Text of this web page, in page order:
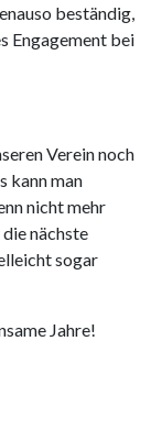
beständig,
Engagement bei
Verein noch
kann man
nicht mehr
nächste
sogar
Jahre!